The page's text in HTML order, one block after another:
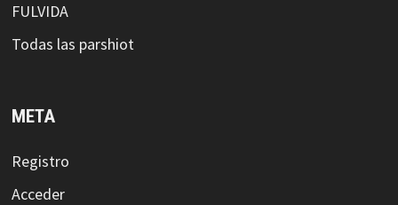
FULVIDA
Todas las parshiot
META
Registro
Acceder